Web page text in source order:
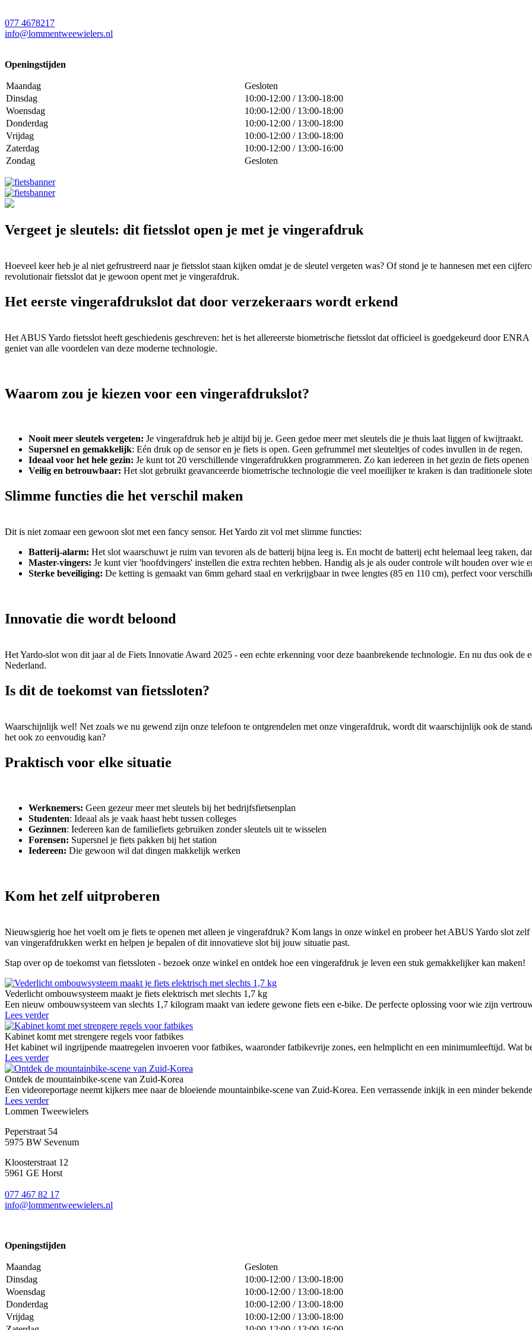
077 4678217
info@lommentweewielers.nl
Openingstijden
Maandag
Gesloten
Dinsdag
10:00-12:00 / 13:00-18:00
Woensdag
10:00-12:00 / 13:00-18:00
Donderdag
10:00-12:00 / 13:00-18:00
Vrijdag
10:00-12:00 / 13:00-18:00
Zaterdag
10:00-12:00 / 13:00-16:00
Zondag
Gesloten
Vergeet je sleutels: dit fietsslot open je met je vingerafdruk
Hoeveel keer heb je al niet gefrustreerd naar je fietsslot staan kijken omdat je de sleutel vergeten was? Of stond je te hannesen met een
revolutionair fietsslot dat je gewoon opent met je vingerafdruk.
Het eerste vingerafdrukslot dat door verzekeraars wordt erkend
Het ABUS Yardo fietsslot heeft geschiedenis geschreven: het is het allereerste biometrische fietsslot dat officieel is goedgekeurd door
geniet van alle voordelen van deze moderne technologie.
Waarom zou je kiezen voor een vingerafdrukslot?
Nooit meer sleutels vergeten: Je vingerafdruk heb je altijd bij je. Geen gedoe meer met sleutels die je thuis laat liggen of kwijtraakt.
Supersnel en gemakkelijk: Eén druk op de sensor en je fiets is open. Geen gefrummel met sleuteltjes of codes invullen in de regen.
Ideaal voor het hele gezin: Je kunt tot 20 verschillende vingerafdrukken programmeren. Zo kan iedereen in het gezin de fiets openen
Veilig en betrouwbaar: Het slot gebruikt geavanceerde biometrische technologie die veel moeilijker te kraken is dan traditionele
Slimme functies die het verschil maken
Dit is niet zomaar een gewoon slot met een fancy sensor. Het Yardo zit vol met slimme functies:
Batterij-alarm: Het slot waarschuwt je ruim van tevoren als de batterij bijna leeg is. En mocht de batterij echt helemaal leeg raken,
Master-vingers: Je kunt vier 'hoofdvingers' instellen die extra rechten hebben. Handig als je als ouder controle wilt houden over wie
Sterke beveiliging: De ketting is gemaakt van 6mm gehard staal en verkrijgbaar in twee lengtes (85 en 110 cm), perfect voor
Innovatie die wordt beloond
Het Yardo-slot won dit jaar al de Fiets Innovatie Award 2025 - een echte erkenning voor deze baanbrekende technologie. En nu dus ook de
Nederland.
Is dit de toekomst van fietssloten?
Waarschijnlijk wel! Net zoals we nu gewend zijn onze telefoon te ontgrendelen met onze vingerafdruk, wordt dit waarschijnlijk ook de
het ook zo eenvoudig kan?
Praktisch voor elke situatie
Werknemers: Geen gezeur meer met sleutels bij het bedrijfsfietsenplan
Studenten: Ideaal als je vaak haast hebt tussen colleges
Gezinnen: Iedereen kan de familiefiets gebruiken zonder sleutels uit te wisselen
Forensen: Supersnel je fiets pakken bij het station
Iedereen: Die gewoon wil dat dingen makkelijk werken
Kom het zelf uitproberen
Nieuwsgierig hoe het voelt om je fiets te openen met alleen je vingerafdruk? Kom langs in onze winkel en probeer het ABUS Yardo slot
van vingerafdrukken werkt en helpen je bepalen of dit innovatieve slot bij jouw situatie past.
Stap over op de toekomst van fietssloten - bezoek onze winkel en ontdek hoe een vingerafdruk je leven een stuk gemakkelijker kan maken!
Vederlicht ombouwsysteem maakt je fiets elektrisch met slechts 1,7 kg
Een nieuw ombouwsysteem van slechts 1,7 kilogram maakt van iedere gewone fiets een e-bike. De perfecte oplossing voor wie zijn
Lees verder
Kabinet komt met strengere regels voor fatbikes
Het kabinet wil ingrijpende maatregelen invoeren voor fatbikes, waaronder fatbikevrije zones, een helmplicht en een minimumleeftijd. Wat
Lees verder
Ontdek de mountainbike-scene van Zuid-Korea
Een videoreportage neemt kijkers mee naar de bloeiende mountainbike-scene van Zuid-Korea. Een verrassende inkijk in een minder
Lees verder
Lommen Tweewielers
Peperstraat 54
5975 BW Sevenum
Kloosterstraat 12
5961 GE Horst
077 467 82 17
info@lommentweewielers.nl
Openingstijden
Maandag
Gesloten
Dinsdag
10:00-12:00 / 13:00-18:00
Woensdag
10:00-12:00 / 13:00-18:00
Donderdag
10:00-12:00 / 13:00-18:00
Vrijdag
10:00-12:00 / 13:00-18:00